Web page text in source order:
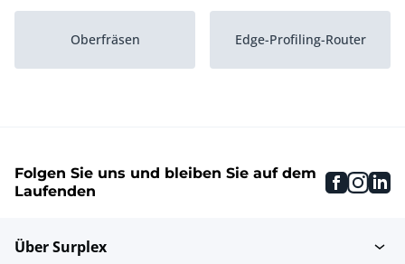
Oberfräsen Edge-Profiling-Router
Folgen Sie uns und bleiben Sie auf dem
Laufenden
Über Surplex